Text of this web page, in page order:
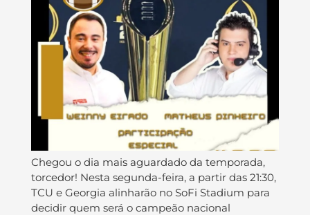
Chegou o dia mais aguardado da temporada,
torcedor! Nesta segunda-feira, a partir das 21:30,
TCU e Georgia alinharão no SoFi Stadium para
decidir quem será o campeão nacional